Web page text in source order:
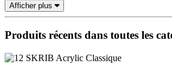
Afficher plus
Produits récents dans toutes les